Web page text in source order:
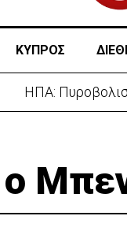
ΚΥΠΡΟΣ
ΗΠΑ: